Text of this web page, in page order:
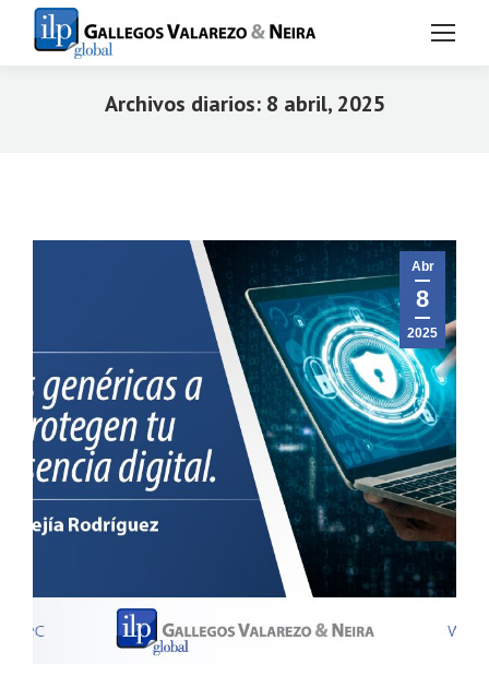
Archivos diarios: 8 abril, 2025
Abr
8
2025